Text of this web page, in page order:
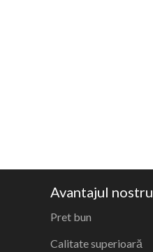
Avantajul nostru
Pret bun
Calitate superioară